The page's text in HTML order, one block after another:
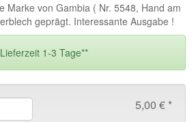
Marke von Gambia ( Nr. 5548, Hand am
geprägt. Interessante Ausgabe !
1-3 Tage**
5,00 € *